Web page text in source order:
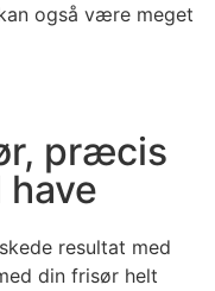
også være meget
præcis
resultat med
din frisør helt